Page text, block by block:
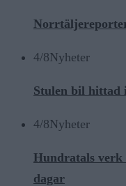
4/8Nyheter
Stulen bil hittad
4/8Nyheter
Hundratals
dagar